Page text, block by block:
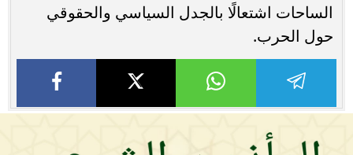
الساحات اشتعالًا بالجدل السياسي والحقوقي
حول الحرب.